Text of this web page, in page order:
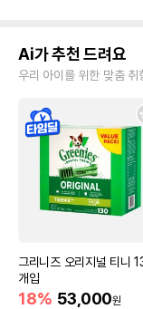
Ai가 추천 드려요
우리 아이를 위한 맞춤 취
그리니즈 오리지널 티니
개입
18% 53,000원